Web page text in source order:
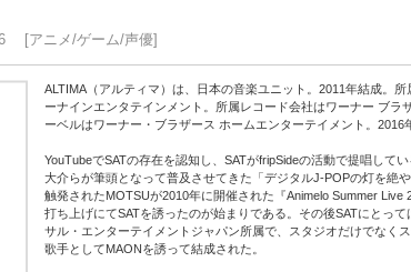
アニメ/ゲーム/声優
ALTIMA（アルティマ）は、日本の音楽ユニット。2011年結成。所
ーナインエンタテインメント。所属レコード会社はワーナー ブラ
ーベルはワーナー・ブラザース ホームエンターテイメント。2016
YouTubeでSATの存在を認知し、SATがfripSideの活動で提唱して
大介らが筆頭となって普及させてきた「デジタルJ-POPの灯を絶
触発されたMOTSUが2010年に開催された『Animelo Summer Live
打ち上げにてSATを誘ったのが始まりである。その後SATにとって
サル・エンターテイメントジャパン所属で、スタジオだけでなく
歌手としてMAONを誘って結成された。